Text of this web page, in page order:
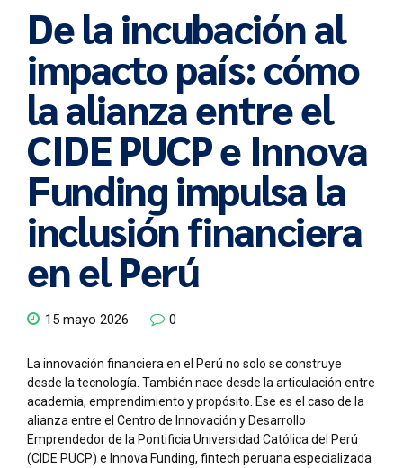
De la incubación al
impacto país: cómo
la alianza entre el
CIDE PUCP e Innova
Funding impulsa la
inclusión financiera
en el Perú
15 mayo 2026 0
La innovación financiera en el Perú no solo se construye
desde la tecnología. También nace desde la articulación entre
academia, emprendimiento y propósito. Ese es el caso de la
alianza entre el Centro de Innovación y Desarrollo
Emprendedor de la Pontificia Universidad Católica del Perú
(CIDE PUCP) e Innova Funding, fintech peruana especializada